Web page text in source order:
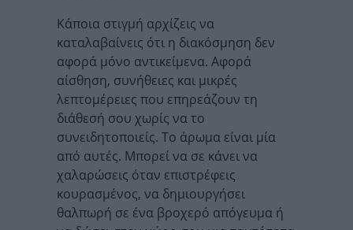
Κάποια στιγμή αρχίζεις να
καταλαβαίνεις ότι η διακόσμηση δεν
αφορά μόνο αντικείμενα. Αφορά
αίσθηση, συνήθειες και μικρές
λεπτομέρειες που επηρεάζουν τη
διάθεσή σου χωρίς να το
συνειδητοποιείς. Το άρωμα είναι μία
από αυτές. Μπορεί να σε κάνει να
χαλαρώσεις όταν επιστρέφεις
κουρασμένος, να δημιουργήσει
θαλπωρή σε ένα βροχερό απόγευμα ή